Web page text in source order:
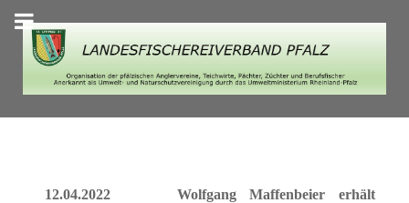
12.04.2022 Wolfgang Maffenbeier erhält